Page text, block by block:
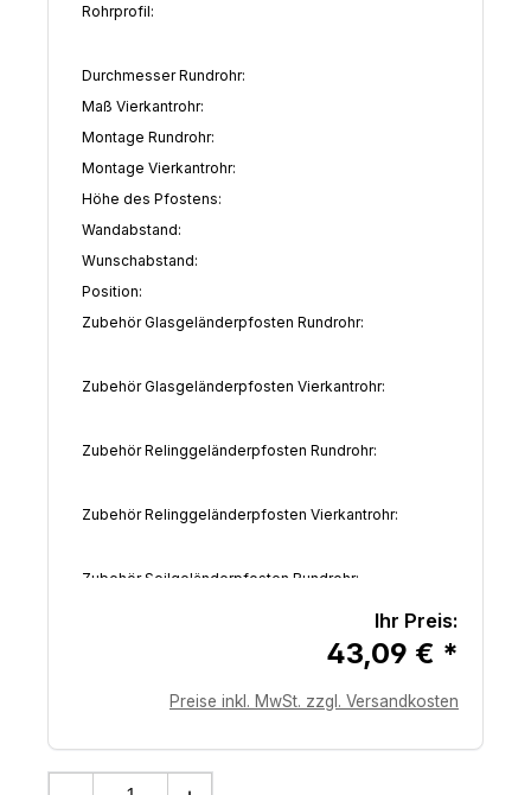
Rohrprofil:
Durchmesser Rundrohr:
Maß Vierkantrohr:
Montage Rundrohr:
Montage Vierkantrohr:
Höhe des Pfostens:
Wandabstand:
Wunschabstand:
Position:
Zubehör Glasgeländerpfosten Rundrohr:
Zubehör Glasgeländerpfosten Vierkantrohr:
Zubehör Relinggeländerpfosten Rundrohr:
Zubehör Relinggeländerpfosten Vierkantrohr:
Zubehör Seilgeländerpfosten Rundrohr:
Zubehör Seilgeländerpfosten Vierkantrohr:
Zubehör Stabgeländerpfosten Rundrohr:
Zubehör Stabgeländerpfosten Vierkantrohr:
Ihr Preis:
43,09 € *
Preise inkl. MwSt. zzgl. Versandkosten
Produkt Anzahl: Gib den